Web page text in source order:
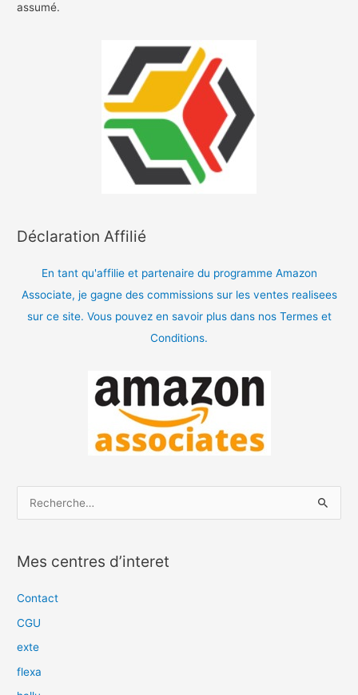
assumé.
Déclaration Affilié
En tant qu'affilie et partenaire du programme Amazon
Associate, je gagne des commissions sur les ventes realisees
sur ce site. Vous pouvez en savoir plus dans nos Termes et
Conditions.
h
e
e
Mes centres d’interet
Contact
CGU
exte
flexa